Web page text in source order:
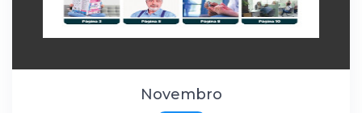
Novembro